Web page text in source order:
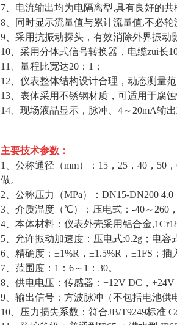
7、电流输出均为电隔离型,具有良好的共
8、同时显示流量值与累计流量值,不必轮
9、采用抗振动探头，有效消除外界振动
10、采用分体式信号转换器，电缆zui长
11、量程比宽达20：1；
12、仪表整体结构设计合理，动态测量
13、表体采用不锈钢材质，可适用于腐
14、现场液晶显示，脉冲、4～20mA输
主要技术参数：
1、 公称通径 （mm） ： 15 ， 25 ， 40 ， 50 ，
做。
2、 公称压力 （MPa） ： DN15-DN200 4.0
3、介质温度 （℃）：压电式： -40～ 260 ，
4、 本体材料：仪表外壳采用铝合金
5、
允许振动加速度：压电式:0.2g； 电容
6、 精确度： ±1%R ， ±1.5%R ， ±1FS ；插
7、 范围度： 1 ： 6～ 1 ： 30。
8、 供电电压：传感器： +12V DC ， +24V
9、 输出信号：方波脉冲 （不包括电池供
10、 压力损失系数：符合JB/T9249标准